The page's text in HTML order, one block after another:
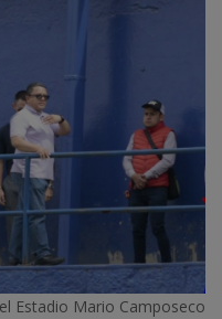
Estadio Mario Camposeco